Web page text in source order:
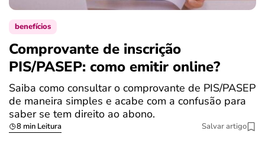
benefícios
Comprovante de inscrição
PIS/PASEP: como emitir online?
Saiba como consultar o comprovante de PIS/PASEP
de maneira simples e acabe com a confusão para
saber se tem direito ao abono.
8 min Leitura Salvar artigo